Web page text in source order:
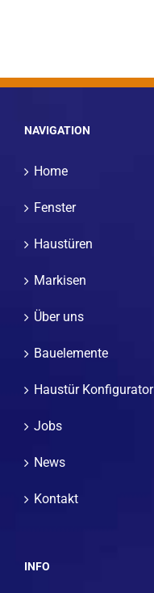
NAVIGATION
Home
Fenster
Haustüren
Markisen
Über uns
Bauelemente
Haustür Konfigurator
Jobs
News
Kontakt
INFO